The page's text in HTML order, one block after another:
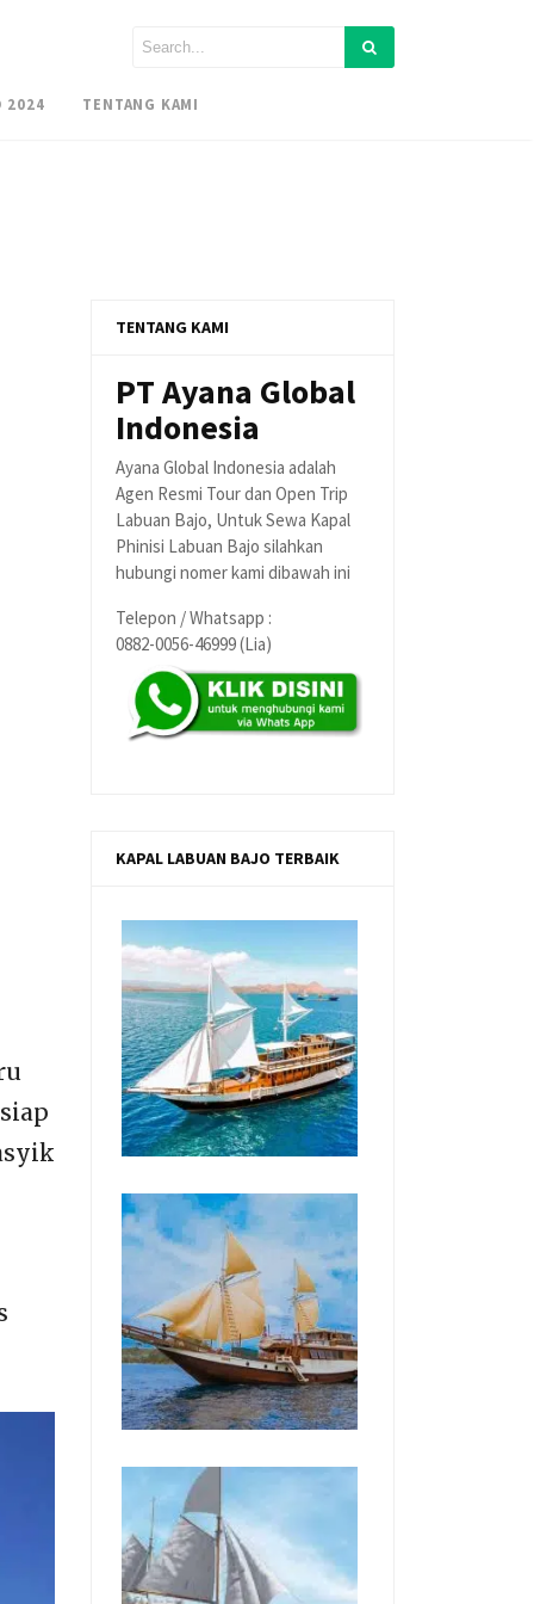
2024 TENTANG KAMI
TENTANG KAMI
PT Ayana Global
Indonesia
Ayana Global Indonesia adalah
Agen Resmi Tour dan Open Trip
Labuan Bajo, Untuk Sewa Kapal
Phinisi Labuan Bajo silahkan
hubungi nomer kami dibawah ini
Telepon / Whatsapp :
0882-0056-46999 (Lia)
KAPAL LABUAN BAJO TERBAIK